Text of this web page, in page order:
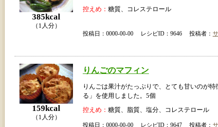
385kcal
（1人分）
控えめ： 糖質、コレステロール
投稿日：0000-00-00 レシピID：9646 投稿者：
159kcal
（1人分）
りんごのマフィン
りんごは果汁がたっぷりで、とても甘いのが特
る」を使用しました。5個
控えめ： 糖質、脂質、塩分、コレステロール
投稿日：0000-00-00 レシピID：9647 投稿者：